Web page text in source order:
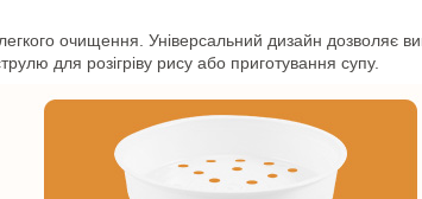
очищення. Універсальний дизайн дозволяє
для розігріву рису або приготування супу.